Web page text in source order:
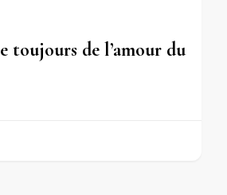
toujours de l’amour du